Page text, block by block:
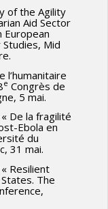
of the Agility
Aid Sector
European
Mid
l’humanitaire
e Congrès de
5 mai.
De la fragilité
Ebola en
du
31 mai.
Resilient
The